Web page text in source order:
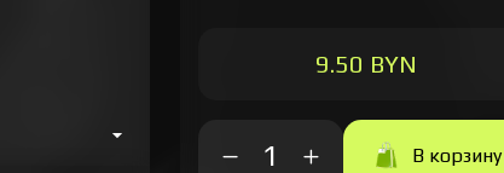
9.50 BYN
В корзину